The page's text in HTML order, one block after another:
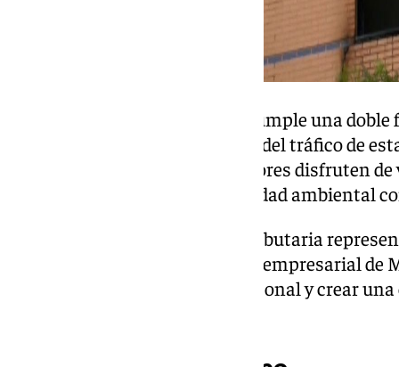
Esta solución arquitectónica cumple una
barrera acústica frente al ruido del tráfico de
permite que los espacios interiores disfruten
Puerto, mejorando tanto la calidad ambiental
La construcción de esta sede tributaria
el futuro desarrollo comercial y empresarial de
busca fomentar el tránsito peatonal y crear